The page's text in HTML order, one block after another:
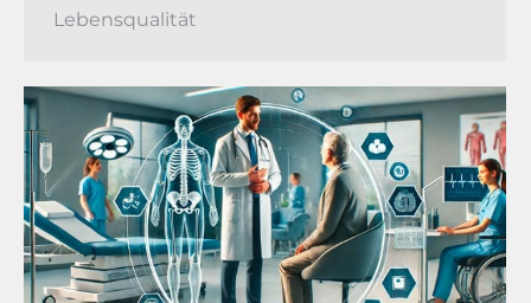
Lebensqualität